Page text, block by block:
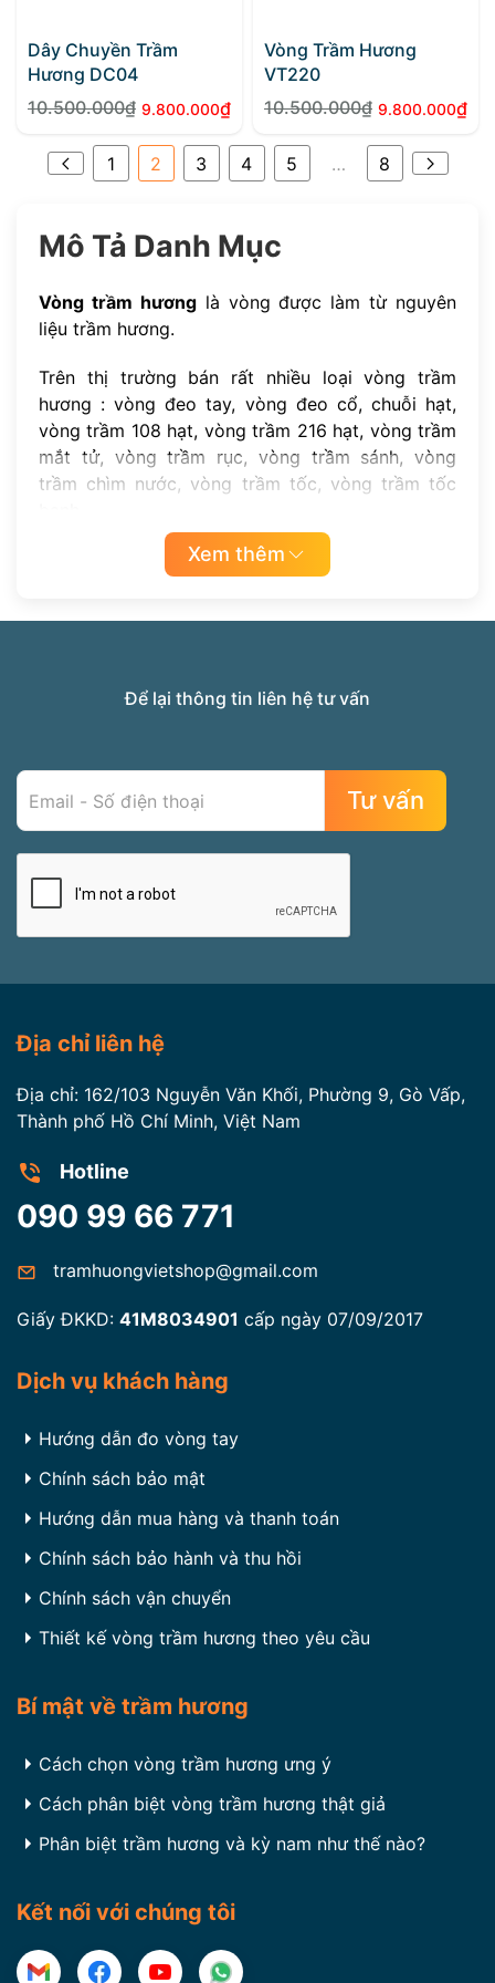
Dây Chuyền Trầm
Hương DC04
10.500.000₫
Giá
gốc
9.800.000₫
Giá
hiện
Vòng Trầm Hương
VT220
10.500.000₫
Giá
gốc
9.800.000₫
Giá
hiện
1 2 3 4 5 … 8
Mô Tả Danh Mục
Vòng trầm hươnglà vòng được làm từ nguyên
liệu trầm hương.
Trên thị trường bán rất nhiều loại vòng trầm
hương : vòng đeo tay, vòng đeo cổ, chuỗi hạt,
vòng trầm 108 hạt, vòng trầm 216 hạt, vòng trầm
mắt tử, vòng trầm rục, vòng trầm sánh, vòng
trầm chìm nước, vòng trầm tốc, vòng trầm tốc
Giá vòng trầm hươngphụ thuộc các yếu tố chính
trầm đó là trầm hương tự nhiên và trầm hương
được tạo thành ngoài tự nhiên bởi các tác nhân
tự nhiên mà không qua bất kỳ sự can thiệp nào
Vòng trầm hương nhân tạo
tốc vườn, vòng trầm hương nấu dầu (hay còn gọi
là vòng trầm ép dầu), trầm sánh ghép, trầm công
đa dạng giá nên quý khách hàng cần phải tìm
hương đẹp và ưng ý.
cả các mặt hàng về vòng trầm hương. Hình ảnh,
thông tin và giá đều thống nhất, mình bạch.
“, khi bán các sản phẩm về trầm hương đều được
thông tin, chất lượng.
Xem thêm
Để lại thông tin liên hệ tư vấn
Địa chỉ liên hệ
Địa chỉ: 162/103 Nguyễn Văn Khối, Phường 9, Gò Vấp,
Thành phố Hồ Chí Minh, Việt Nam
Hotline
090 99 66 771
tramhuongvietshop@gmail.com
Giấy ĐKKD: 41M8034901 cấp ngày 07/09/2017
Dịch vụ khách hàng
Hướng dẫn đo vòng tay
Chính sách bảo mật
Hướng dẫn mua hàng và thanh toán
Chính sách bảo hành và thu hồi
Chính sách vận chuyển
Thiết kế vòng trầm hương theo yêu cầu
Bí mật về trầm hương
Cách chọn vòng trầm hương ưng ý
Cách phân biệt vòng trầm hương thật giả
Phân biệt trầm hương và kỳ nam như thế nào?
Kết nối với chúng tôi